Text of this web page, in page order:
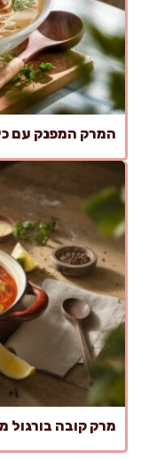
המרק המפנק עם
מרק קובה